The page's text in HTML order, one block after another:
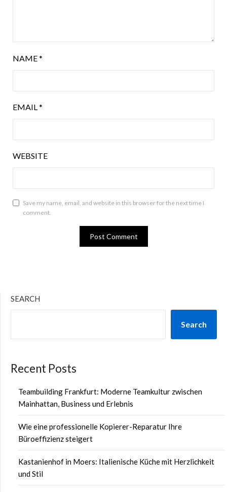
NAME*
EMAIL*
WEBSITE
Save my name, email, and website in this browser for the next time I
comment.
SEARCH
Search
Recent Posts
Teambuilding Frankfurt: Moderne Teamkultur zwischen
Mainhattan, Business und Erlebnis
Wie eine professionelle Kopierer-Reparatur Ihre
Büroeffizienz steigert
Kastanienhof in Moers: Italienische Küche mit Herzlichkeit
und Stil